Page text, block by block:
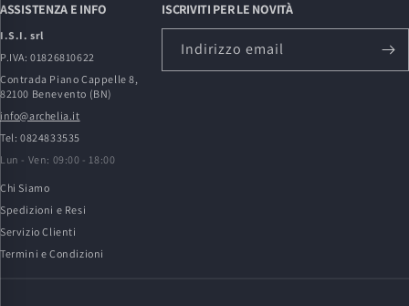
ASSISTENZA E INFO
I.S.I. srl
P.IVA: 01826810622
Contrada Piano Cappelle 8,
82100 Benevento (BN)
info@archelia.it
Tel: 0824833535
Lun - Ven: 09:00 - 18:00
Chi Siamo
Spedizioni e Resi
Servizio Clienti
Termini e Condizioni
ISCRIVITI PER LE NOVITÀ
Indirizzo email